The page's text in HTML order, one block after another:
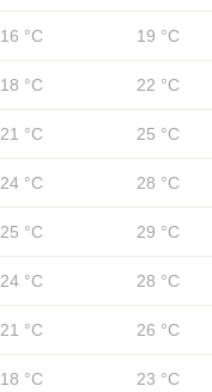
16 °C 19 °C
18 °C 22 °C
21 °C 25 °C
24 °C 28 °C
25 °C 29 °C
24 °C 28 °C
21 °C 26 °C
18 °C 23 °C